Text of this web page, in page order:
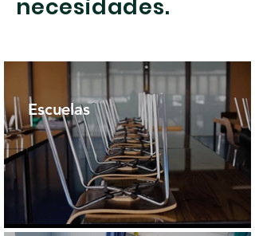
necesidades.
Escuelas